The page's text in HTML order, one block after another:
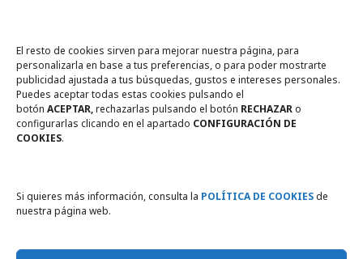
El resto de cookies sirven para mejorar nuestra página, para
personalizarla en base a tus preferencias, o para poder mostrarte
publicidad ajustada a tus búsquedas, gustos e intereses personales.
Puedes aceptar todas estas cookies pulsando el
botón ACEPTAR,rechazarlas pulsando el botón RECHAZARo
configurarlas clicando en el apartado CONFIGURACIÓN DE
COOKIES.
Si quieres más información, consulta la POLÍTICA DE COOKIESde
nuestra página web.
Tienda online Legal
Política de privacidad
Política de Cookies